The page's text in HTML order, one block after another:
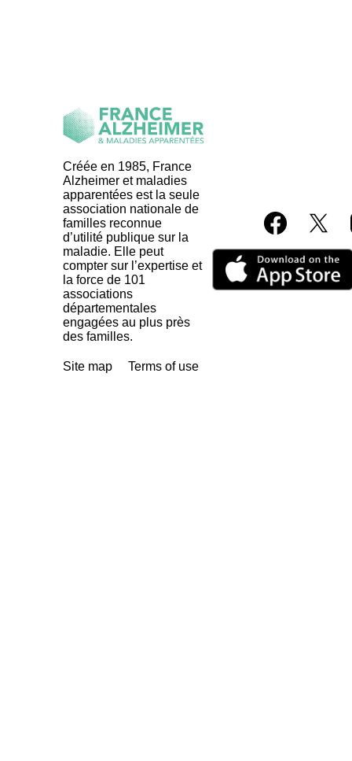
Créée en 1985, France
Alzheimer et maladies
apparentées est la seule
association nationale de
familles reconnue
d’utilité publique sur la
maladie. Elle peut
compter sur l’expertise et
la force de 101
associations
départementales
engagées au plus près
des familles.
Site map Terms of use